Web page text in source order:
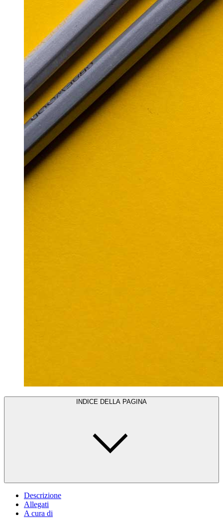
INDICE DELLA PAGINA
Descrizione
Allegati
A cura di